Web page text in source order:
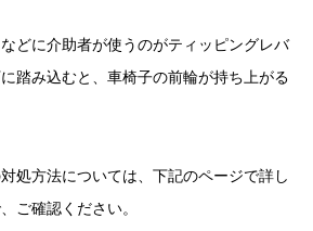
どに介助者が使うのがティッピングレバ
踏み込むと、車椅子の前輪が持ち上がる
処方法については、下記のページで詳し
ご確認ください。